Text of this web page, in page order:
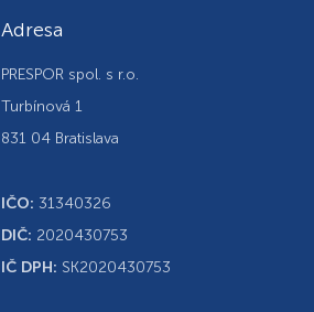
Adresa
PRESPOR spol. s r.o.
Turbínová 1
831 04 Bratislava
IČO: 31340326
DIČ: 2020430753
IČ DPH: SK2020430753